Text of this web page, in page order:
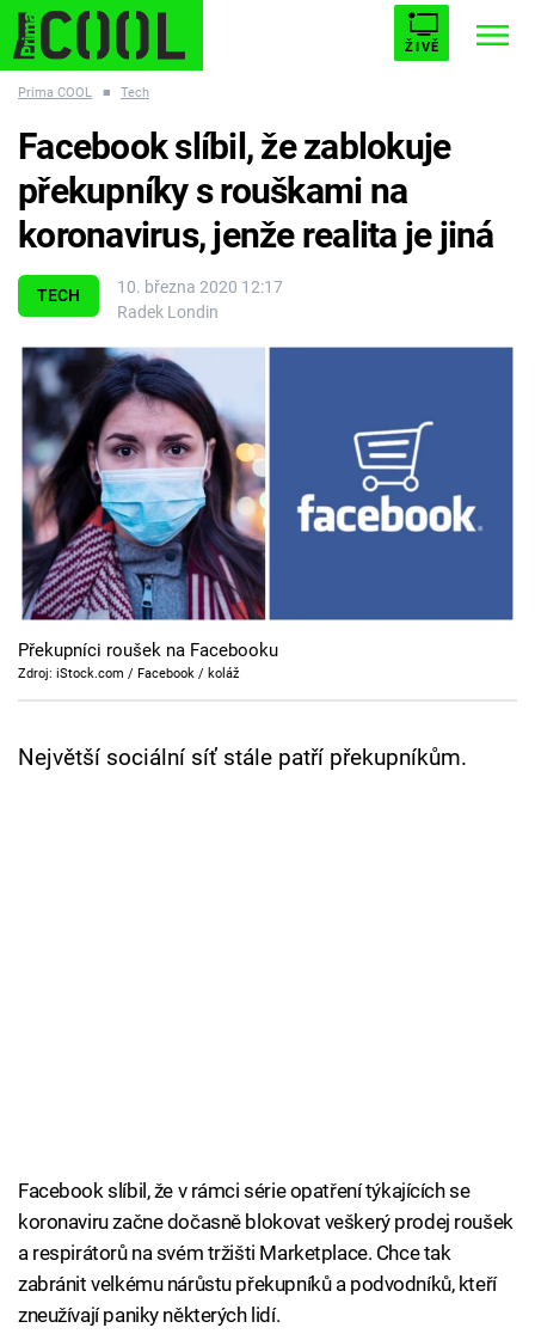
ŽIVĚ
ESCAPE PLNEJ KOTEL AVENGERS 5
Témata
Filmy
Seriály
Hry
Cool Esport
Pořady
TV Program
Prima COOL ■ Tech
TECH
10. března 2020 12:17
Radek Londin
Facebook slíbil, že zablokuje
překupníky s rouškami na
koronavirus, jenže realita je jiná
Překupníci roušek na Facebooku
Zdroj: iStock.com / Facebook / koláž
Největší sociální síť stále patří překupníkům.
Facebook slíbil, že v rámci série opatření týkajících se
koronaviru začne dočasně blokovat veškerý prodej roušek
a respirátorů na svém tržišti Marketplace. Chce tak
zabránit velkému nárůstu překupníků a podvodníků, kteří
zneužívají paniky některých lidí.